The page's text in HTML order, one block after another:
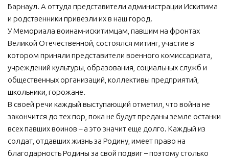
Барнаул. А оттуда представители администрации Искитима
и родственники привезли их в наш город.
У Мемориала воинам-искитимцам, павшим на фронтах
Великой Отечественной, состоялся митинг, участие в
котором приняли представители военного комиссариата,
учреждений культуры, образования, социальных служб и
общественных организаций, коллективы предприятий,
школьники, горожане.
В своей речи каждый выступающий отметил, что война не
закончится до тех пор, пока не будут преданы земле останки
всех павших воинов – а это значит еще долго. Каждый из
солдат, отдавших жизнь за Родину, имеет право на
благодарность Родины за свой подвиг – поэтому столько